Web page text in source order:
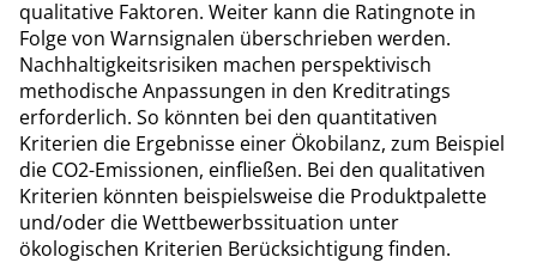
qualitative Faktoren. Weiter kann die Ratingnote in
Folge von Warnsignalen überschrieben werden.
Nachhaltigkeitsrisiken machen perspektivisch
methodische Anpassungen in den Kreditratings
erforderlich. So könnten bei den quantitativen
Kriterien die Ergebnisse einer Ökobilanz, zum Beispiel
die CO2-Emissionen, einfließen. Bei den qualitativen
Kriterien könnten beispielsweise die Produktpalette
und/oder die Wettbewerbssituation unter
ökologischen Kriterien Berücksichtigung finden.